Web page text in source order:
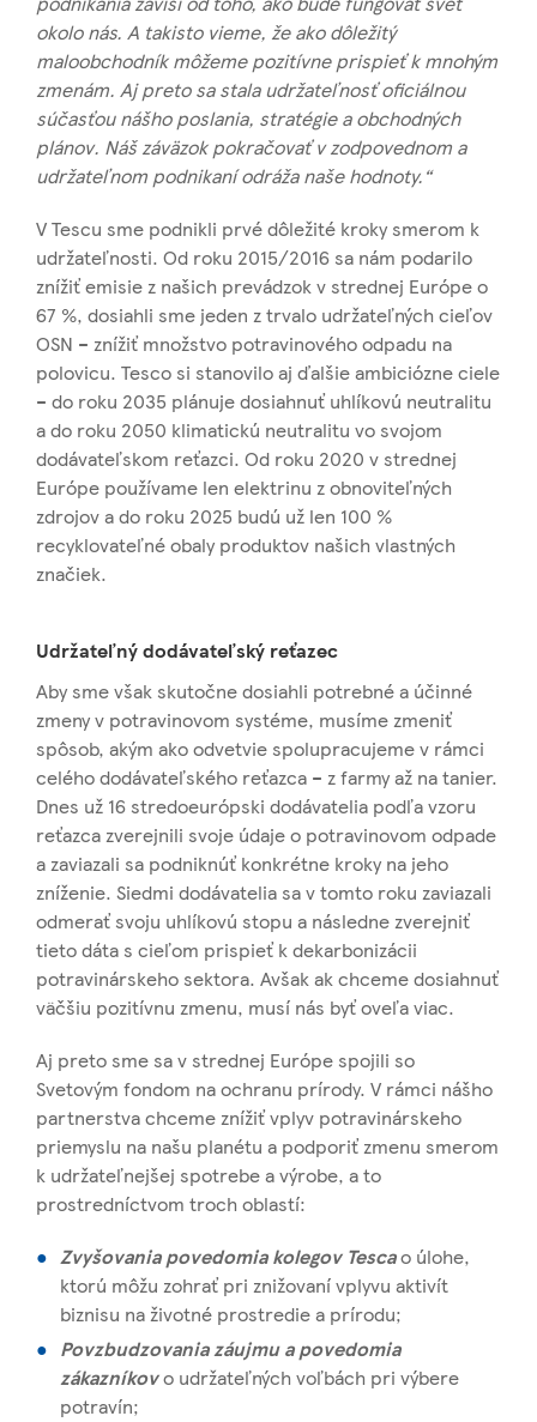
okolo nás. A takisto vieme, že ako dôležitý
maloobchodník môžeme pozitívne prispieť k mnohým
zmenám. Aj preto sa stala udržateľnosť oficiálnou
súčasťou nášho poslania, stratégie a obchodných
plánov. Náš záväzok pokračovať v zodpovednom a
udržateľnom podnikaní odráža naše hodnoty.“
V Tescu sme podnikli prvé dôležité kroky smerom k
udržateľnosti. Od roku 2015/2016 sa nám podarilo
znížiť emisie z našich prevádzok v strednej Európe o
67 %, dosiahli sme jeden z trvalo udržateľných cieľov
OSN – znížiť množstvo potravinového odpadu na
polovicu. Tesco si stanovilo aj ďalšie ambiciózne ciele
– do roku 2035 plánuje dosiahnuť uhlíkovú neutralitu
a do roku 2050 klimatickú neutralitu vo svojom
dodávateľskom reťazci. Od roku 2020 v strednej
Európe používame len elektrinu z obnoviteľných
zdrojov a do roku 2025 budú už len 100 %
recyklovateľné obaly produktov našich vlastných
značiek.
Udržateľný dodávateľský reťazec
Aby sme však skutočne dosiahli potrebné a účinné
zmeny v potravinovom systéme, musíme zmeniť
spôsob, akým ako odvetvie spolupracujeme v rámci
celého dodávateľského reťazca – z farmy až na tanier.
Dnes už 16 stredoeurópski dodávatelia podľa vzoru
reťazca zverejnili svoje údaje o potravinovom odpade
a zaviazali sa podniknúť konkrétne kroky na jeho
zníženie. Siedmi dodávatelia sa v tomto roku zaviazali
odmerať svoju uhlíkovú stopu a následne zverejniť
tieto dáta s cieľom prispieť k dekarbonizácii
potravinárskeho sektora. Avšak ak chceme dosiahnuť
väčšiu pozitívnu zmenu, musí nás byť oveľa viac.
Aj preto sme sa v strednej Európe spojili so
Svetovým fondom na ochranu prírody. V rámci nášho
partnerstva chceme znížiť vplyv potravinárskeho
priemyslu na našu planétu a podporiť zmenu smerom
k udržateľnejšej spotrebe a výrobe, a to
prostredníctvom troch oblastí:
Zvyšovania povedomia kolegov Tescao úlohe,
ktorú môžu zohrať pri znižovaní vplyvu aktivít
biznisu na životné prostredie a prírodu;
Povzbudzovania záujmu a povedomia
zákazníkovo udržateľných voľbách pri výbere
potravín;